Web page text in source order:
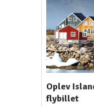
Oplev
flybillet